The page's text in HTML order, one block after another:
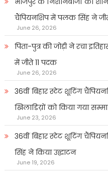
चैंपियनशिप में पलक सिंह ने
June 26, 2026
पिता-पुत्र की जोड़ी ने रचा
में जीते 11 पदक
June 26, 2026
36वीं बिहार स्टेट शूटिंग
खिलाडिय़ों को किया गया
June 23, 2026
36वीं बिहार स्टेट शूटिंग
सिंह ने किया उद्घाटन
June 19, 2026